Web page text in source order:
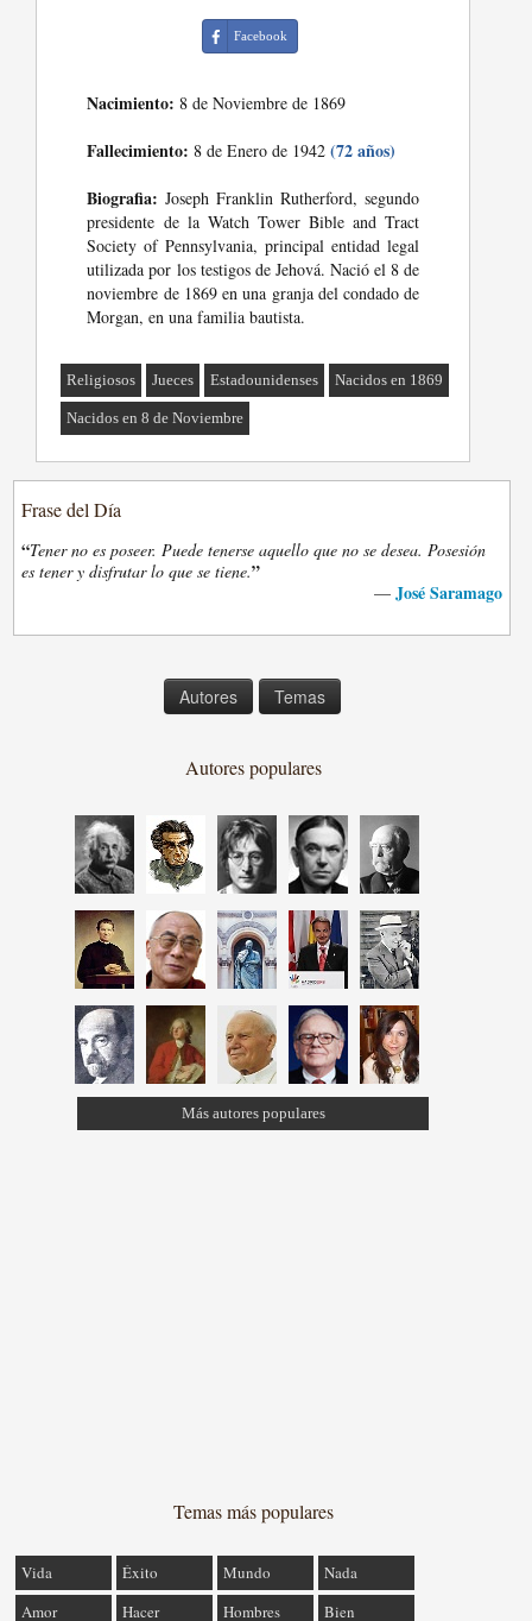
Facebook
Nacimiento: 8 de Noviembre de 1869
Fallecimiento: 8 de Enero de 1942(72 años)
Biografia: Joseph Franklin Rutherford, segundo
presidente de la Watch Tower Bible and Tract
Society of Pennsylvania, principal entidad legal
utilizada por los testigos de Jehová. Nació el 8 de
noviembre de 1869 en una granja del condado de
Morgan, en una familia bautista.
Religiosos Jueces Estadounidenses Nacidos en 1869
Nacidos en 8 de Noviembre
Frase del Día
“Tener no es poseer. Puede tenerse aquello que no se desea. Posesión
es tener y disfrutar lo que se tiene.”
— José Saramago
Autores Temas
Autores populares
Más autores populares
Temas más populares
Vida Éxito Mundo
Nada
Amor
Hacer Hombres Bien